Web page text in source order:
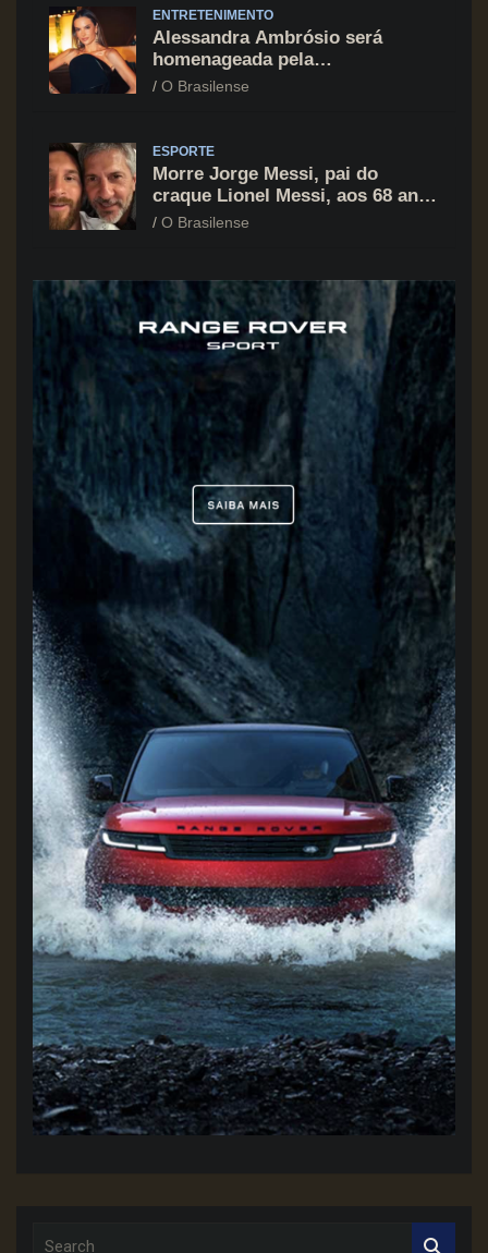
ENTRETENIMENTO
Alessandra Ambrósio será
homenageada pela
BrazilFoundation no New York
O Brasilense
ESPORTE
Morre Jorge Messi, pai do
craque Lionel Messi, aos 68 anos
na Argentina
O Brasilense